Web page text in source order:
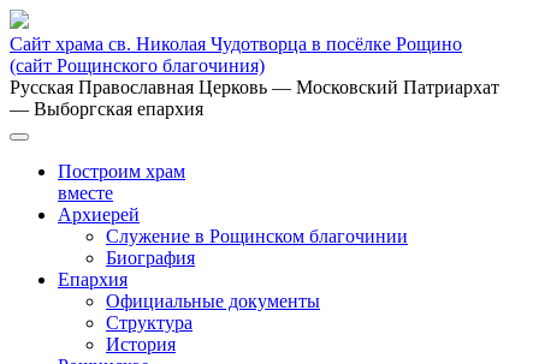
Сайт храма св. Николая Чудотворца в посёлке Рощино
(сайт Рощинского благочиния)
Русская Православная Церковь — Московский Патриархат
— Выборгская епархия
Построим храм
вместе
Архиерей
Служение в Рощинском благочинии
Биография
Епархия
Официальные документы
Структура
История